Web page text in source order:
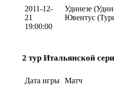
2011-12-
21
19:00:00
Удинезе
Ювентус
2 тур Итальянской
Дата игры Матч